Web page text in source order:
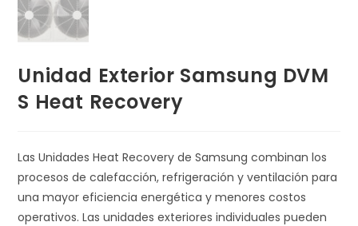
Unidad Exterior Samsung DVM
S Heat Recovery
Las Unidades Heat Recovery de Samsung combinan los
procesos de calefacción, refrigeración y ventilación para
una mayor eficiencia energética y menores costos
operativos. Las unidades exteriores individuales pueden